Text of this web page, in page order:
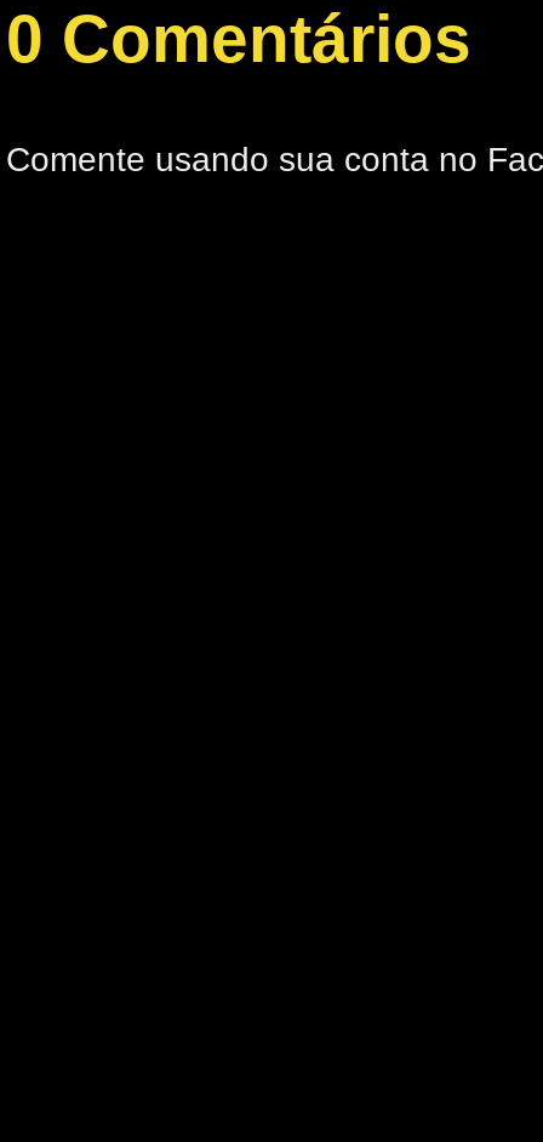
0 Comentários
Comente usando sua conta no